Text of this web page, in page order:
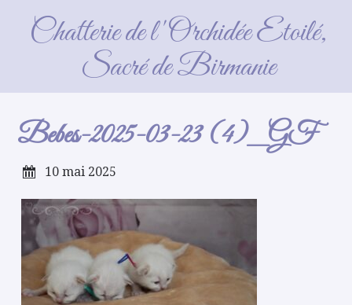
Chatterie de l'Orchidée Etoilé,
Sacré de Birmanie
Bebes-2025-03-23 (4)_GF
Bebes-2025-03-23 (4)_GF
10 mai 2025